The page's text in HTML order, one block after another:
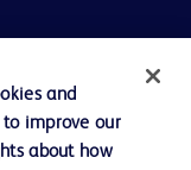
and
to improve our
about how